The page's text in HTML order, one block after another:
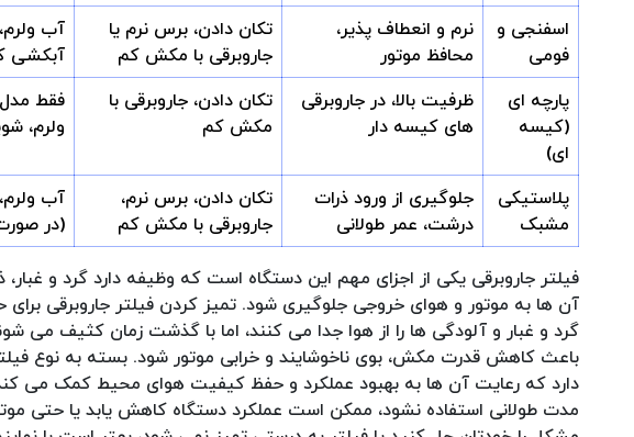
اسفنجی و
فومی
نرم و انعطاف پذیر،
محافظ موتور
تکان دادن، برس نرم یا
جاروبرقی با مکش کم
آب
آبکشی
پارچه ای
(کیسه
ای)
ظرفیت بالا، در جاروبرقی
های کیسه دار
تکان دادن، جاروبرقی با
مکش کم
فقط
ولرم،
پلاستیکی
مشبک
جلوگیری از ورود ذرات
درشت، عمر طولانی
تکان دادن، برس نرم،
جاروبرقی با مکش کم
آب
(در
فیلتر جاروبرقی یکی از اجزای مهم این دستگاه است که وظیفه دارد گرد و غبار،
آن ها به موتور و هوای خروجی جلوگیری شود. تمیز کردن فیلتر جاروبرقی
گرد و غبار و آلودگی ها را از هوا جدا می کنند، اما با گذشت زمان کثیف می
باعث کاهش قدرت مکش، بوی ناخوشایند و خرابی موتور شود. بسته به نوع
دارد که رعایت آن ها به بهبود عملکرد و حفظ کیفیت هوای محیط کمک می
مدت طولانی استفاده نشود، ممکن است عملکرد دستگاه کاهش یابد یا حتی